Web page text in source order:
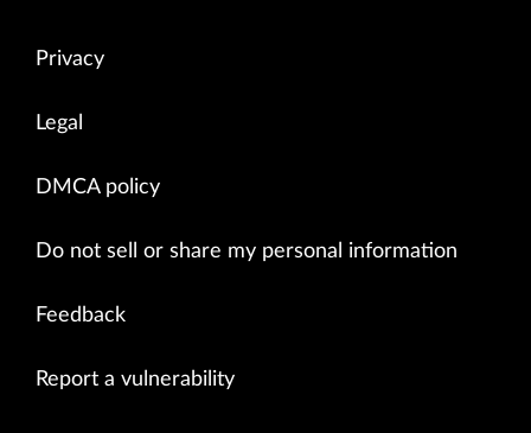
Privacy
Legal
DMCA policy
Do not sell or share my personal information
Feedback
Report a vulnerability